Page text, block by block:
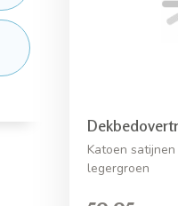
Katoen
legergroen